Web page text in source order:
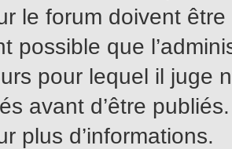
le forum doivent
possible que
pour lequel il juge
avant d’être
plus d’informations.